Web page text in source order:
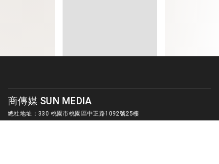
商傳媒 SUN MEDIA
總社地址：330 桃園市桃園區中正路1092號25樓